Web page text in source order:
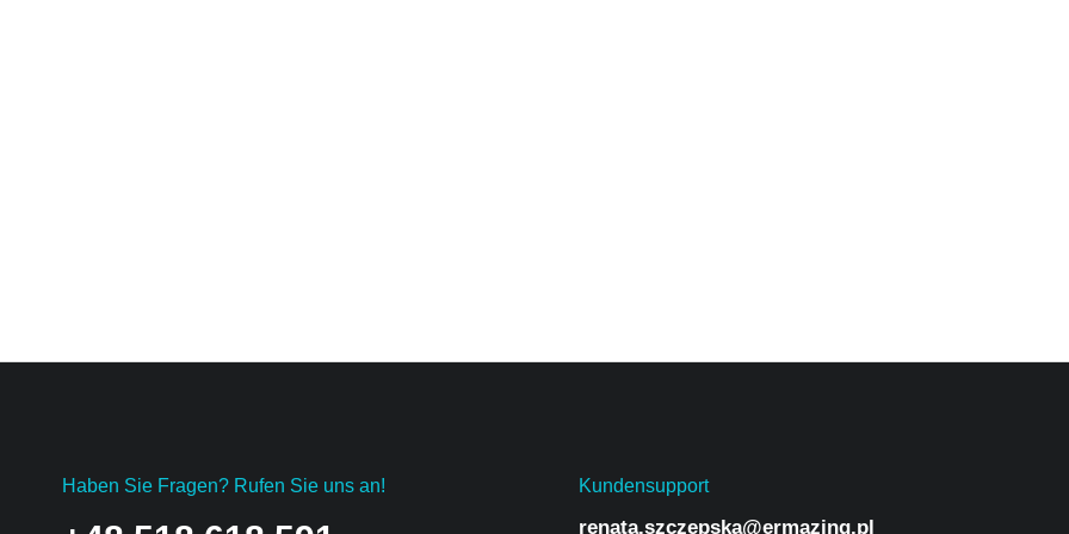
Haben Sie Fragen? Rufen Sie uns an! Kundensupport
renata.szczepska@ermazing.pl